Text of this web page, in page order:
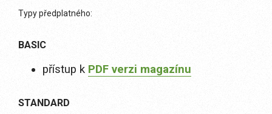
Typy předplatného:
BASIC
přístup k PDF verzi magazínu
STANDARD